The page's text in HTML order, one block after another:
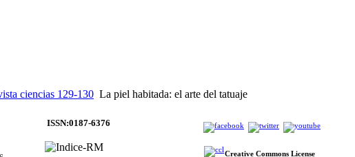
ciencias 129-130 La piel habitada: el arte del tatuaje
ISSN:0187-6376
Creative Commons License